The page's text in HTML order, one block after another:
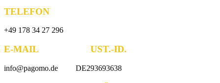
TELEFON
+49 178 34 27 296
E-MAIL UST.-ID.
info@pagomo.de DE293693638